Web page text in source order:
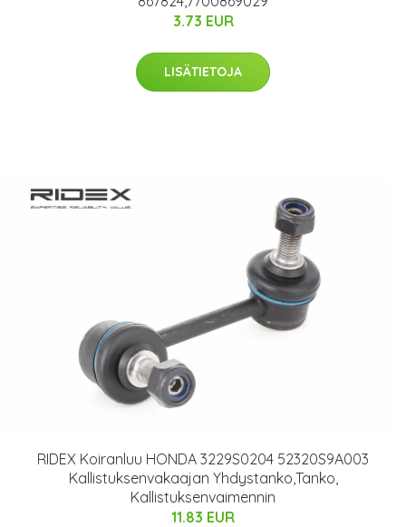
3.73 EUR
LISÄTIETOJA
RIDEX Koiranluu HONDA 3229S0204 52320S9A003
Kallistuksenvakaajan Yhdystanko,Tanko,
Kallistuksenvaimennin
11.83 EUR